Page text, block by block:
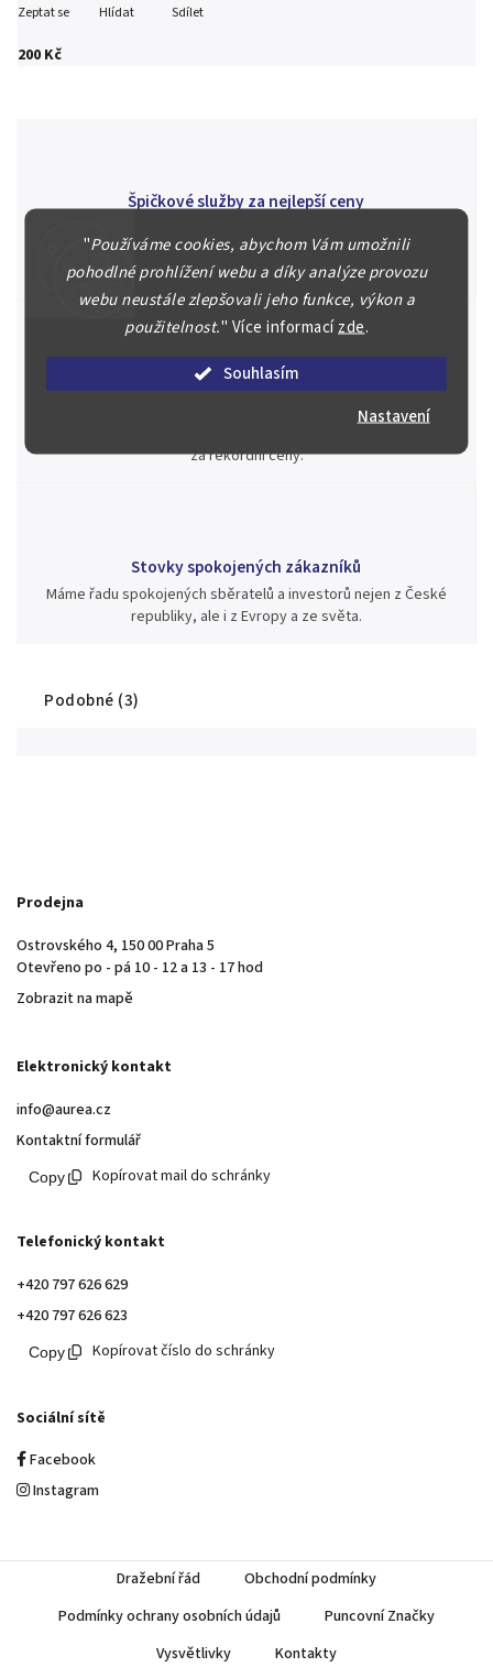
"Používáme cookies, abychom Vám umožnili
pohodlné prohlížení webu a díky analýze provozu
webu neustále zlepšovali jeho funkce, výkon a
použitelnost." Více informacízde.
Souhlasím
Nastavení
200 Kč
Zeptat se Hlídat Sdílet
Špičkové služby za nejlepší ceny
Posoudíme kvalitu a pravost Vašeho materiálu, prodáme v naší
aukci nebo Vám poradíme kam investovat.
Jsme zde pro Vás nepřetržitě již od roku 2000
Během té doby jsme v našich aukcích prodali významné sbírky i
za rekordní ceny.
Stovky spokojených zákazníků
Máme řadu spokojených sběratelů a investorů nejen z České
republiky, ale i z Evropy a ze světa.
Podobné (3)
Prodejna
Ostrovského 4, 150 00 Praha 5
Otevřeno po - pá 10 - 12 a 13 - 17 hod
Zobrazit na mapě
Elektronický kontakt
info@aurea.cz
Kontaktní formulář
Kopírovat mail do schránky
Telefonický kontakt
+420 797 626 629
+420 797 626 623
Kopírovat číslo do schránky
Sociální sítě
Facebook
Instagram
Dražební řád
Obchodní podmínky
Podmínky ochrany osobních údajů
Puncovní Značky
Vysvětlivky
Kontakty